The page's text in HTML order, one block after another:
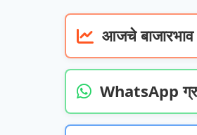
आजचे बाजारभाव
WhatsApp